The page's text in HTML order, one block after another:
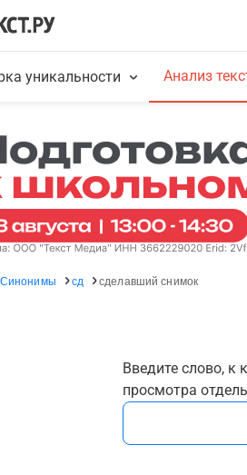
уникальности Анализ
Синонимы сд сделавший снимок
Введите слово, к
просмотра